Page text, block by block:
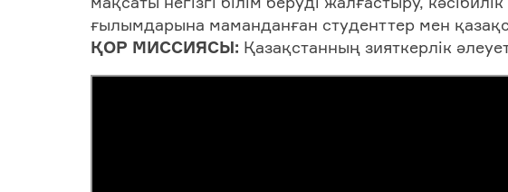
ғылымдарына маманданған студенттер мен
ҚОР МИССИЯСЫ: Қазақстанның зияткерлік